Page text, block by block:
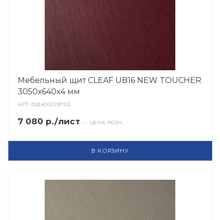
Мебельный щит CLEAF UB16 NEW TOUCHER
3050х640х4 мм
АРТ.ФД400028703
7 080 р./лист — ЦЕНА РОЗН.
В КОРЗИНУ